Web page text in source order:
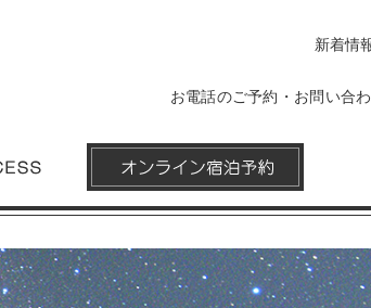
新着情
お電話のご予約・お問い合